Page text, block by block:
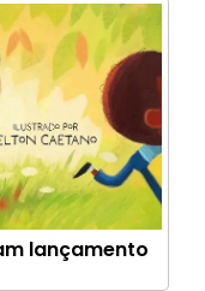
lançamento